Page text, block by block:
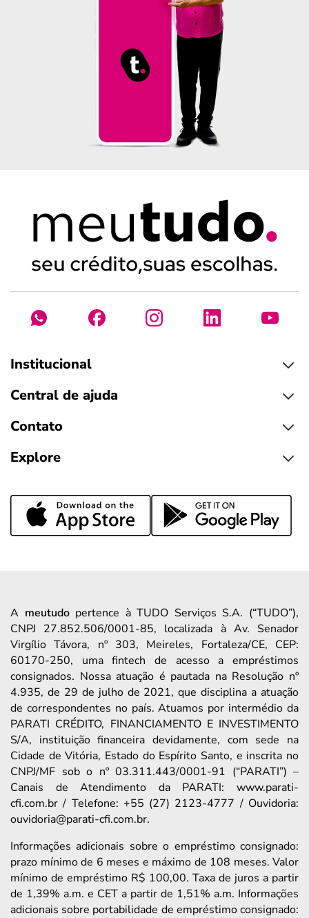
Institucional
Central de ajuda
Contato
Explore
A meutudopertence à TUDO Serviços S.A. (“TUDO”),
CNPJ 27.852.506/0001-85, localizada à Av. Senador
Virgílio Távora, nº 303, Meireles, Fortaleza/CE, CEP:
60170-250, uma fintech de acesso a empréstimos
consignados. Nossa atuação é pautada na Resolução nº
4.935, de 29 de julho de 2021, que disciplina a atuação
de correspondentes no país. Atuamos por intermédio da
PARATI CRÉDITO, FINANCIAMENTO E INVESTIMENTO
S/A, instituição financeira devidamente, com sede na
Cidade de Vitória, Estado do Espírito Santo, e inscrita no
CNPJ/MF sob o nº 03.311.443/0001-91 (“PARATI”) –
Canais de Atendimento da PARATI: www.parati-
cfi.com.br / Telefone: +55 (27) 2123-4777 / Ouvidoria:
ouvidoria@parati-cfi.com.br.
Informações adicionais sobre o empréstimo consignado:
prazo mínimo de 6 meses e máximo de 108 meses. Valor
mínimo de empréstimo R$ 100,00. Taxa de juros a partir
de 1,39% a.m. e CET a partir de 1,51% a.m. Informações
adicionais sobre portabilidade de empréstimo consignado: